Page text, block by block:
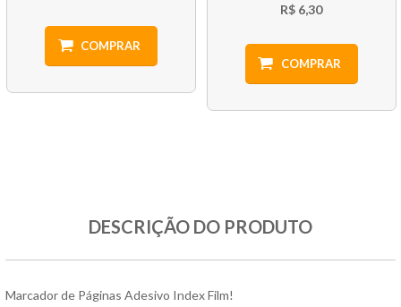
COMPRAR
R$ 6,30
COMPRAR
DESCRIÇÃO DO PRODUTO
Marcador de Páginas Adesivo Index Film!